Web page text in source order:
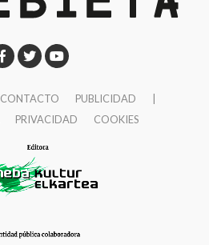
CONTACTO PUBLICIDAD
PRIVACIDAD COOKIES